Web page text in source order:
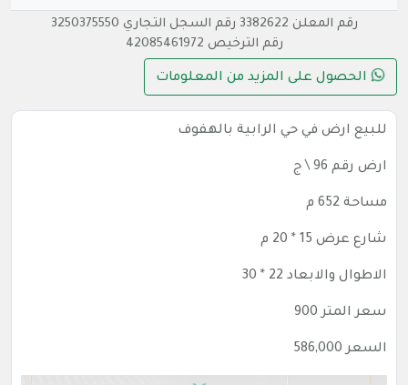
رقم المعلن 3382622 رقم السجل التجاري 3250375550
رقم الترخيص 42085461972
الحصول على المزيد من المعلومات
للبيع ارض في حي الرابية بالهفوف
ارض رقم 96 \ ج
مساحة 652 م
شارع عرض 15 * 20 م
الاطوال والابعاد 22 * 30
سعر المتر 900
السعر 586,000